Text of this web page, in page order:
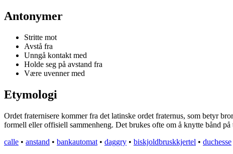
Antonymer
Stritte mot
Avstå fra
Unngå kontakt med
Holde seg på avstand fra
Være uvenner med
Etymologi
Ordet fraternisere kommer fra det latinske ordet fraternus, som betyr
formell eller offisiell sammenheng. Det brukes ofte om å knytte bånd
calle • anstand • bankautomat • daggry • biskjoldbruskkjertel • duchesse